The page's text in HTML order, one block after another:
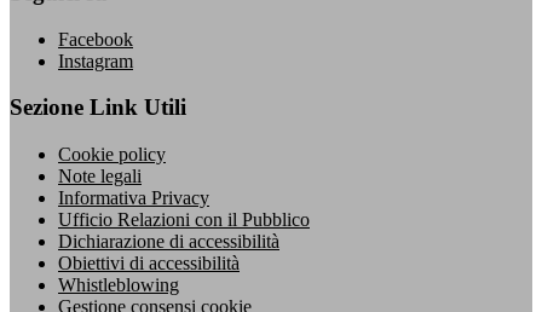
Facebook
Instagram
Sezione Link Utili
Cookie policy
Note legali
Informativa Privacy
Ufficio Relazioni con il Pubblico
Dichiarazione di accessibilità
Obiettivi di accessibilità
Whistleblowing
Gestione consensi cookie